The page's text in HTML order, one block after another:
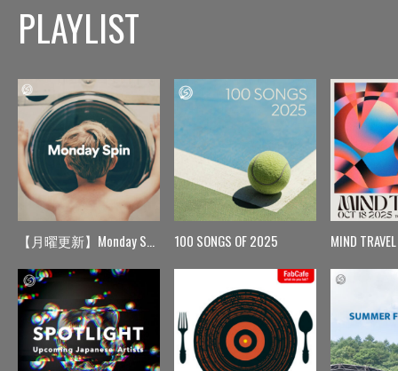
PLAYLIST
【月曜更新】Monday Spin 100 SONGS OF 2025 MIND TRAVEL